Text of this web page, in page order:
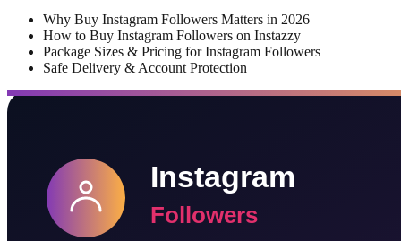
Why Buy Instagram Followers Matters in 2026
How to Buy Instagram Followers on Instazzy
Package Sizes & Pricing for Instagram Followers
Safe Delivery & Account Protection